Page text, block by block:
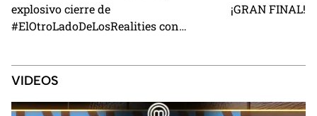
explosivo cierre de
#ElOtroLadoDeLosRealities con
¡GRAN FINAL!
VIDEOS